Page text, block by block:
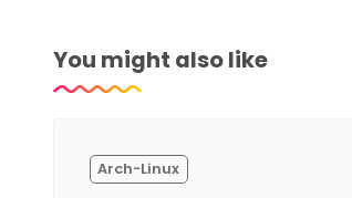
You might also like
Arch-Linux